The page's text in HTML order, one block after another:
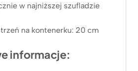
w najniższej szufladzie
na kontenerku: 20 cm
informacje: